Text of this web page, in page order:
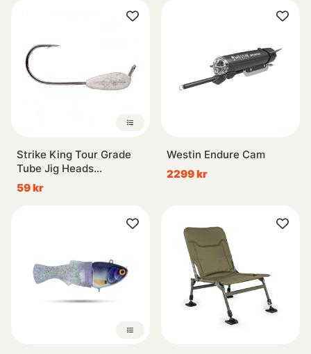
Strike King Tour Grade
Tube Jig Heads
Unpainted (4-pack)
59 kr
Westin Endure Cam
2299 kr